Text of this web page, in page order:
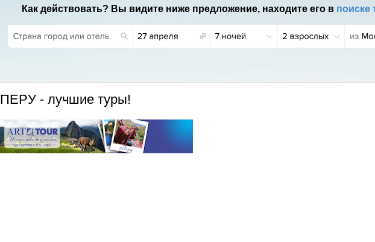
Как действовать? Вы видите ниже предложение, находите его в поиске
ПЕРУ - лучшие туры!